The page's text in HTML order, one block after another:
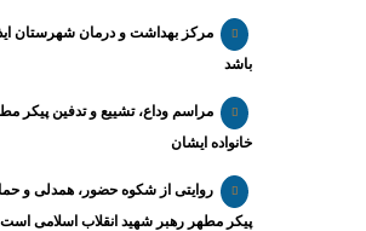
مرکز بهداشت و درمان شهرستان
باشد
مراسم وداع، تشییع و تدفین پیکر
خانواده ایشان
روایتی از شکوه حضور، همدلی و
پیکر مطهر رهبر شهید انقلاب اسلامی